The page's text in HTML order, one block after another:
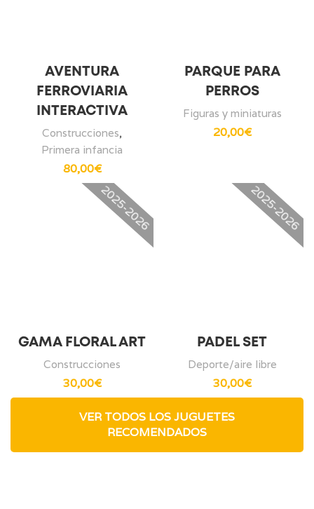
AVENTURA
FERROVIARIA
INTERACTIVA
Construcciones,
Primera infancia
80,00€
PARQUE PARA
PERROS
Figuras y miniaturas
20,00€
2025-2026
GAMA FLORAL ART
Construcciones
30,00€
2025-2026
PADEL SET
Deporte/aire libre
30,00€
VER TODOS LOS JUGUETES
RECOMENDADOS